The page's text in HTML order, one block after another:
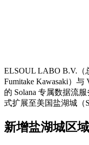
ELSOUL LABO B.V.（
Fumitake Kawasaki）
的 Solana 专属数据流服
式扩展至美国盐湖城（
新增盐湖城区